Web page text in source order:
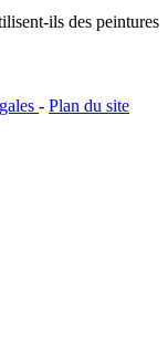
ils des peintures
- Plan du site